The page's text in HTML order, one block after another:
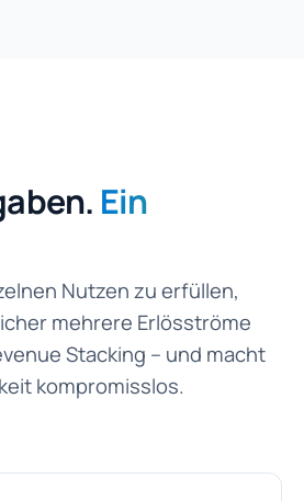
Ein
Nutzen zu erfüllen,
mehrere Erlösströme
Stacking – und macht
kompromisslos.